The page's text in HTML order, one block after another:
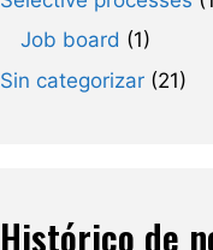
Job board (1)
Sin categorizar(21)
Histórico de